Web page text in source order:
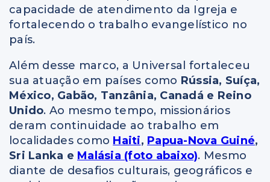
capacidade de atendimento da Igreja e
fortalecendo o trabalho evangelístico no
país.
Além desse marco, a Universal fortaleceu
sua atuação em países como Rússia, Suíça,
México, Gabão, Tanzânia, Canadá e Reino
Unido. Ao mesmo tempo, missionários
deram continuidade ao trabalho em
localidades como Haiti, Papua-Nova Guiné,
Sri Lanka e Malásia (foto abaixo). Mesmo
diante de desafios culturais, geográficos e